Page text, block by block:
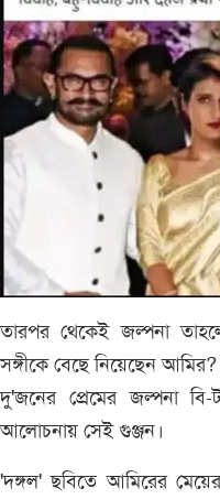
তারপর থেকেই জল্পনা
সঙ্গীকে বেছে নিয়েছেন
দু'জনের প্রেমের জল্পনা
আলোচনায় সেই গুঞ্জন।
'দঙ্গল' ছবিতে আমিরের